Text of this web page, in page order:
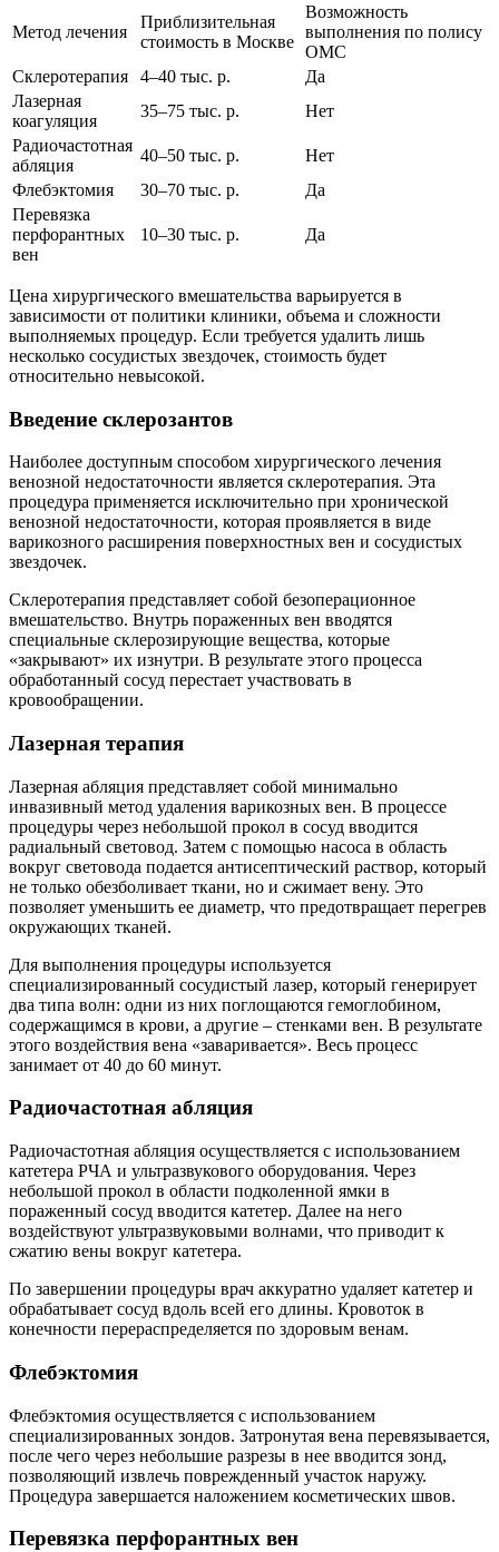
Метод лечения
Приблизительная
стоимость в Москве
Возможность
выполнения по полису
ОМС
Склеротерапия
4–40 тыс. р.
Да
Лазерная
коагуляция
35–75 тыс. р.
Нет
Радиочастотная
абляция
40–50 тыс. р.
Нет
Флебэктомия
30–70 тыс. р.
Да
Перевязка
перфорантных
вен
10–30 тыс. р. Да
Цена хирургического вмешательства варьируется в
зависимости от политики клиники, объема и сложности
выполняемых процедур. Если требуется удалить лишь
несколько сосудистых звездочек, стоимость будет
относительно невысокой.
Введение склерозантов
Наиболее доступным способом хирургического лечения
венозной недостаточности является склеротерапия. Эта
процедура применяется исключительно при хронической
венозной недостаточности, которая проявляется в виде
варикозного расширения поверхностных вен и сосудистых
звездочек.
Склеротерапия представляет собой безоперационное
вмешательство. Внутрь пораженных вен вводятся
специальные склерозирующие вещества, которые
«закрывают» их изнутри. В результате этого процесса
обработанный сосуд перестает участвовать в
кровообращении.
Лазерная терапия
Лазерная абляция представляет собой минимально
инвазивный метод удаления варикозных вен. В процессе
процедуры через небольшой прокол в сосуд вводится
радиальный световод. Затем с помощью насоса в область
вокруг световода подается антисептический раствор, который
не только обезболивает ткани, но и сжимает вену. Это
позволяет уменьшить ее диаметр, что предотвращает перегрев
окружающих тканей.
Для выполнения процедуры используется
специализированный сосудистый лазер, который генерирует
два типа волн: одни из них поглощаются гемоглобином,
содержащимся в крови, а другие – стенками вен. В результате
этого воздействия вена «заваривается». Весь процесс
занимает от 40 до 60 минут.
Радиочастотная абляция
Радиочастотная абляция осуществляется с использованием
катетера РЧА и ультразвукового оборудования. Через
небольшой прокол в области подколенной ямки в
пораженный сосуд вводится катетер. Далее на него
воздействуют ультразвуковыми волнами, что приводит к
сжатию вены вокруг катетера.
По завершении процедуры врач аккуратно удаляет катетер и
обрабатывает сосуд вдоль всей его длины. Кровоток в
конечности перераспределяется по здоровым венам.
Флебэктомия
Флебэктомия осуществляется с использованием
специализированных зондов. Затронутая вена перевязывается,
после чего через небольшие разрезы в нее вводится зонд,
позволяющий извлечь поврежденный участок наружу.
Процедура завершается наложением косметических швов.
Перевязка перфорантных вен